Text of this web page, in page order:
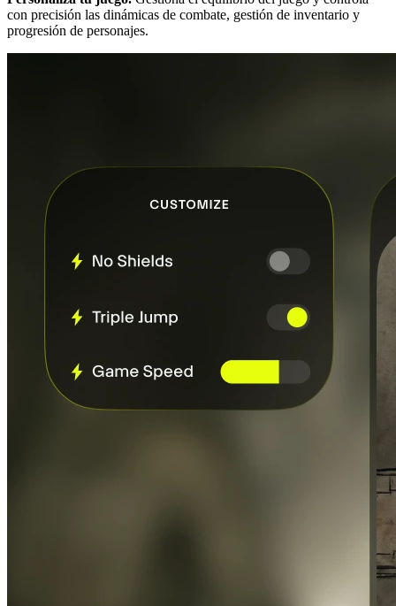
con precisión las dinámicas de combate, gestión de inventario y
progresión de personajes.